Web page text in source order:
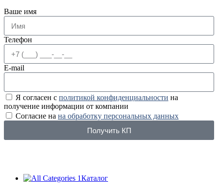
Ваше имя
Телефон
E-mail
Я согласен с политикой конфиденциальности на
получение информации от компании
Согласие на на обработку персональных данных
Получить КП
Каталог